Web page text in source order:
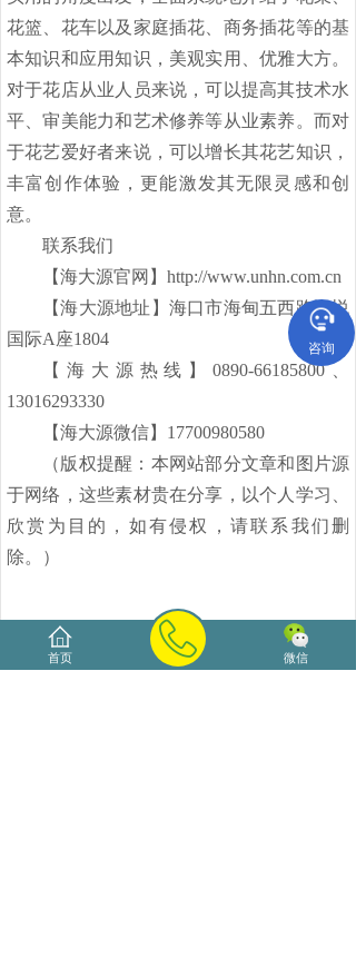
花篮、花车以及家庭插花、商务插花等的基
本知识和应用知识，美观实用、优雅大方。
对于花店从业人员来说，可以提高其技术水
平、审美能力和艺术修养等从业素养。而对
于花艺爱好者来说，可以增长其花艺知识，
丰富创作体验，更能激发其无限灵感和创
意。
联系我们
【海大源官网】 http://www.unhn.com.cn
【海大源地址】海口市海甸五西路海悦
国际A 座1804
【海大源热线】0890-66185800、
13016293330
【海大源微信】 17700980580
（版权提醒：本网站部分文章和图片源
于网络，这些素材贵在分享，以个人学习、
欣赏为目的，如有侵权，请联系我们删
除。）
上一篇： 海口花艺培训什么是插......
下一篇： 【海南插花花艺师】《......
首页 微信
咨询